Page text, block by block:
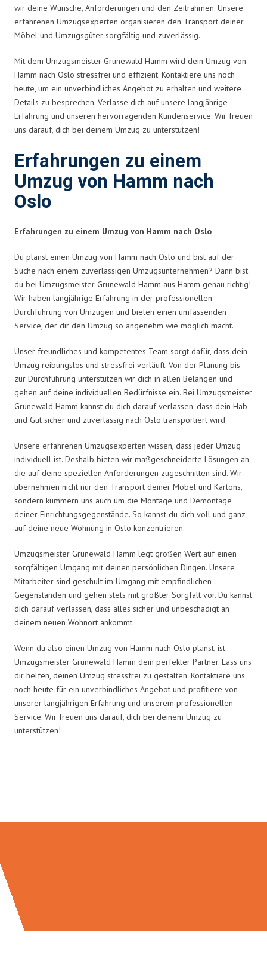
wir deine Wünsche, Anforderungen und den Zeitrahmen. Unsere
erfahrenen Umzugsexperten organisieren den Transport deiner
Möbel und Umzugsgüter sorgfältig und zuverlässig.
Mit dem Umzugsmeister Grunewald Hamm wird dein Umzug von
Hamm nach Oslo stressfrei und effizient. Kontaktiere uns noch
heute, um ein unverbindliches Angebot zu erhalten und weitere
Details zu besprechen. Verlasse dich auf unsere langjährige
Erfahrung und unseren hervorragenden Kundenservice. Wir freuen
uns darauf, dich bei deinem Umzug zu unterstützen!
Erfahrungen zu einem
Umzug von Hamm nach
Oslo
Erfahrungen zu einem Umzug von Hamm nach Oslo
Du planst einen Umzug von Hamm nach Oslo und bist auf der
Suche nach einem zuverlässigen Umzugsunternehmen? Dann bist
du bei Umzugsmeister Grunewald Hamm aus Hamm genau richtig!
Wir haben langjährige Erfahrung in der professionellen
Durchführung von Umzügen und bieten einen umfassenden
Service, der dir den Umzug so angenehm wie möglich macht.
Unser freundliches und kompetentes Team sorgt dafür, dass dein
Umzug reibungslos und stressfrei verläuft. Von der Planung bis
zur Durchführung unterstützen wir dich in allen Belangen und
gehen auf deine individuellen Bedürfnisse ein. Bei Umzugsmeister
Grunewald Hamm kannst du dich darauf verlassen, dass dein Hab
und Gut sicher und zuverlässig nach Oslo transportiert wird.
Unsere erfahrenen Umzugsexperten wissen, dass jeder Umzug
individuell ist. Deshalb bieten wir maßgeschneiderte Lösungen an,
die auf deine speziellen Anforderungen zugeschnitten sind. Wir
übernehmen nicht nur den Transport deiner Möbel und Kartons,
sondern kümmern uns auch um die Montage und Demontage
deiner Einrichtungsgegenstände. So kannst du dich voll und ganz
auf deine neue Wohnung in Oslo konzentrieren.
Umzugsmeister Grunewald Hamm legt großen Wert auf einen
sorgfältigen Umgang mit deinen persönlichen Dingen. Unsere
Mitarbeiter sind geschult im Umgang mit empfindlichen
Gegenständen und gehen stets mit größter Sorgfalt vor. Du kannst
dich darauf verlassen, dass alles sicher und unbeschädigt an
deinem neuen Wohnort ankommt.
Wenn du also einen Umzug von Hamm nach Oslo planst, ist
Umzugsmeister Grunewald Hamm dein perfekter Partner. Lass uns
dir helfen, deinen Umzug stressfrei zu gestalten. Kontaktiere uns
noch heute für ein unverbindliches Angebot und profitiere von
unserer langjährigen Erfahrung und unserem professionellen
Service. Wir freuen uns darauf, dich bei deinem Umzug zu
unterstützen!